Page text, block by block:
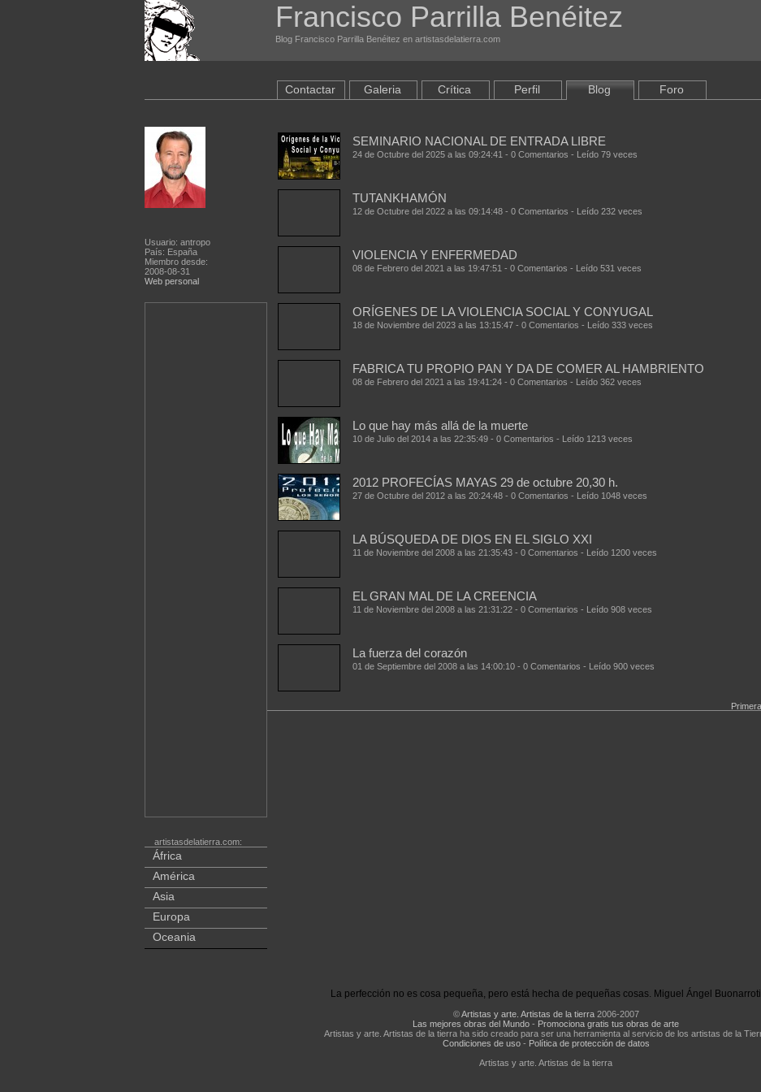
Francisco Parrilla Benéitez
Blog Francisco Parrilla Benéitez en artistasdelatierra.com
Usuario: antropo
País: España
Miembro desde:
2008-08-31
Web personal
artistasdelatierra.com:
África
América
Asia
Europa
Oceania
Contactar Galeria Crítica Perfil Blog Foro
SEMINARIO NACIONAL DE ENTRADA LIBRE
24 de Octubre del 2025 a las 09:24:41 - 0 Comentarios - Leído 79 veces
TUTANKHAMÓN
12 de Octubre del 2022 a las 09:14:48 - 0 Comentarios - Leído 232 veces
VIOLENCIA Y ENFERMEDAD
08 de Febrero del 2021 a las 19:47:51 - 0 Comentarios - Leído 531 veces
ORÍGENES DE LA VIOLENCIA SOCIAL Y CONYUGAL
18 de Noviembre del 2023 a las 13:15:47 - 0 Comentarios - Leído 333 veces
FABRICA TU PROPIO PAN Y DA DE COMER AL HAMBRIENTO
08 de Febrero del 2021 a las 19:41:24 - 0 Comentarios - Leído 362 veces
Lo que hay más allá de la muerte
10 de Julio del 2014 a las 22:35:49 - 0 Comentarios - Leído 1213 veces
2012 PROFECÍAS MAYAS 29 de octubre 20,30 h.
27 de Octubre del 2012 a las 20:24:48 - 0 Comentarios - Leído 1048 veces
LA BÚSQUEDA DE DIOS EN EL SIGLO XXI
11 de Noviembre del 2008 a las 21:35:43 - 0 Comentarios - Leído 1200 veces
EL GRAN MAL DE LA CREENCIA
11 de Noviembre del 2008 a las 21:31:22 - 0 Comentarios - Leído 908 veces
La fuerza del corazón
01 de Septiembre del 2008 a las 14:00:10 - 0 Comentarios - Leído 900 veces
Primera
La perfección no es cosa pequeña, pero está hecha de pequeñas cosas. Miguel Ángel Buonarroti
©Artistas y arte. Artistas de la tierra2006-2007
Las mejores obras del Mundo - Promociona gratis tus obras de arte
Artistas y arte. Artistas de la tierra ha sido creado para ser una herramienta al servicio de los artistas de la
Condiciones de uso- Política de protección de datos
Artistas y arte. Artistas de la tierra